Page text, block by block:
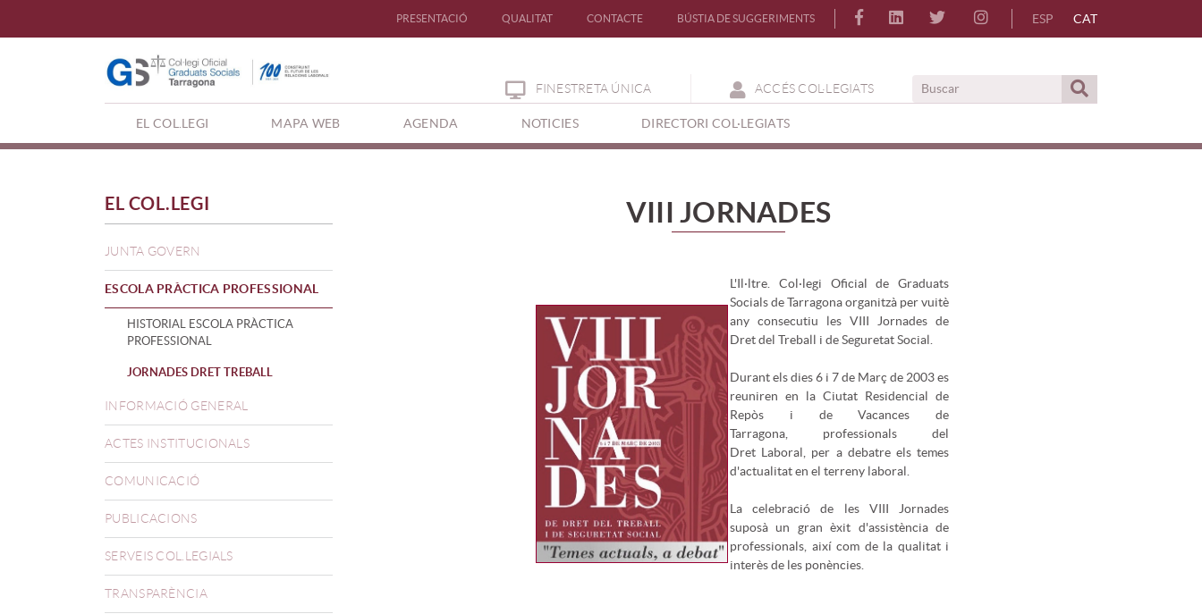
ESP CAT
PRESENTACIÓ QUALITAT CONTACTE BÚSTIA DE SUGGERIMENTS
ACCÉS COL·LEGIATS
FINESTRETA ÚNICA
EL COL.LEGI (CURRENT)MAPA WEB AGENDA NOTICIES DIRECTORI COL·LEGIATS
EL COL.LEGI
JUNTA GOVERN
ESCOLA PRÀCTICA PROFESSIONAL
HISTORIAL ESCOLA PRÀCTICA
PROFESSIONAL
JORNADES DRET TREBALL
INFORMACIÓ GENERAL
ACTES INSTITUCIONALS
COMUNICACIÓ
PUBLICACIONS
SERVEIS COL.LEGIALS
TRANSPARÈNCIA
VIII JORNADES
L'Il·ltre. Col·legi Oficial de Graduats
Socials de Tarragona organitzà per vuitè
any consecutiu les VIII Jornades de
Dret del Treball i de Seguretat Social.
Durant els dies 6 i 7 de Març de 2003 es
reuniren en la Ciutat Residencial de
Repòs i de Vacances de
Tarragona, professionals del
Dret Laboral, per a debatre els temes
d'actualitat en el terreny laboral.
La celebració de les VIII Jornades
suposà un gran èxit d'assistència de
professionals, així com de la qualitat i
interès de les ponències.